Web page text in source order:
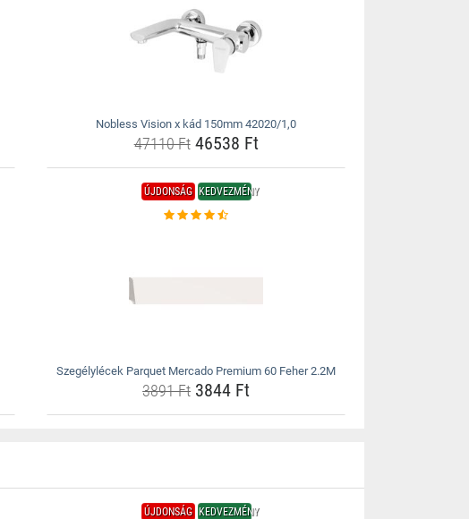
Nobless Vision x kád 150mm 42020/1,0
47110 Ft46538 Ft
ÚJDONSÁG KEDVEZMÉNY
Szegélylécek Parquet Mercado Premium 60 Feher 2.2M
3891 Ft 3844 Ft
ÚJDONSÁG KEDVEZMÉNY